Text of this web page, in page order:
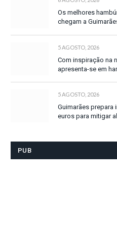
Os melhores
chegam a
5 AGOSTO, 2026
Com inspiração na
apresenta-se em
5 AGOSTO, 2026
Guimarães prepara
euros para mitigar
PUB